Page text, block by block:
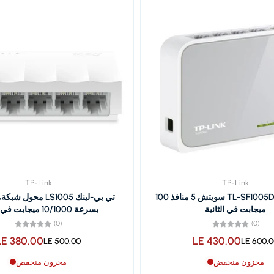
TP-Link
تي بي-لينك TL-SF1005D سويتش 5 منافذ 100
ميجابت في الثانية
(0)
LE 430.00LE
مخزون منخفض
TP-Link
بسرعة 10/1000 ميجابت في الثانية
(0)
380.00LE 500.00
مخزون منخفض